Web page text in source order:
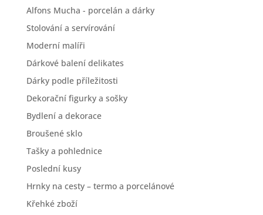
Alfons Mucha - porcelán a dárky
Stolování a servírování
Moderní malíři
Dárkové balení delikates
Dárky podle příležitosti
Dekorační figurky a sošky
Bydlení a dekorace
Broušené sklo
Tašky a pohlednice
Poslední kusy
Hrnky na cesty – termo a porcelánové
Křehké zboží